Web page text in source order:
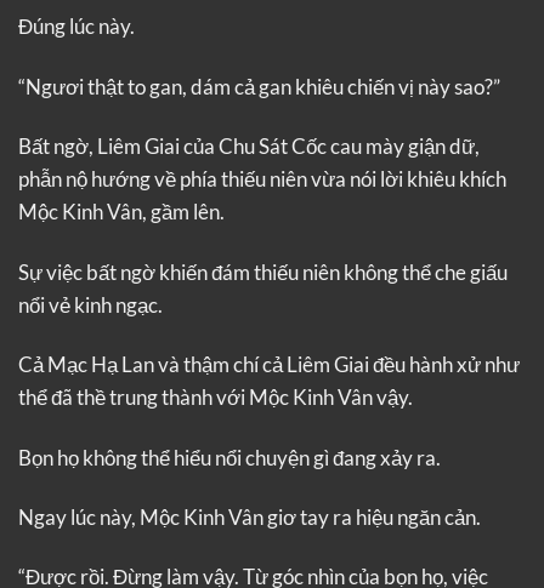
Đúng lúc này.
“Ngươi thật to gan, dám cả gan khiêu chiến vị này sao?”
Bất ngờ, Liêm Giai của Chu Sát Cốc cau mày giận dữ,
phẫn nộ hướng về phía thiếu niên vừa nói lời khiêu khích
Mộc Kinh Vân, gầm lên.
Sự việc bất ngờ khiến đám thiếu niên không thể che giấu
nổi vẻ kinh ngạc.
Cả Mạc Hạ Lan và thậm chí cả Liêm Giai đều hành xử như
thể đã thề trung thành với Mộc Kinh Vân vậy.
Bọn họ không thể hiểu nổi chuyện gì đang xảy ra.
Ngay lúc này, Mộc Kinh Vân giơ tay ra hiệu ngăn cản.
“Được rồi. Đừng làm vậy. Từ góc nhìn của bọn họ, việc